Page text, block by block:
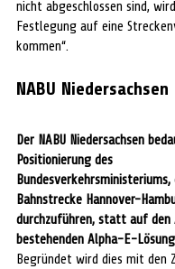
nicht abgeschlossen sind,
Festlegung auf eine
kommen“.
NABU Niedersachsen
Der NABU Niedersachsen
Positionierung des
Bundesverkehrsministeriums,
Bahnstrecke Hannover-
durchzuführen, statt auf den
bestehenden Alpha-E-
Begründet wird dies mit den